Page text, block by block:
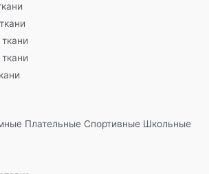
Плательные Спортивные Школьные